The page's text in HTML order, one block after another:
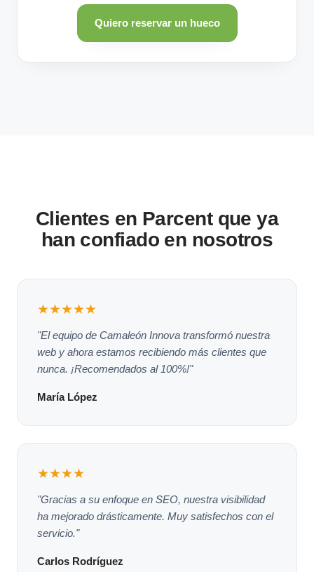
Quiero reservar un hueco
Clientes en Parcent que ya
han confiado en nosotros
★★★★★
"El equipo de Camaleón Innova transformó nuestra
web y ahora estamos recibiendo más clientes que
nunca. ¡Recomendados al 100%!"
María López
★★★★
"Gracias a su enfoque en SEO, nuestra visibilidad
ha mejorado drásticamente. Muy satisfechos con el
servicio."
Carlos Rodríguez